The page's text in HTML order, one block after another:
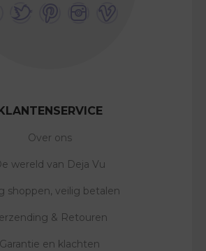
Over ons
wereld van Deja Vu
shoppen, veilig betalen
& Retouren
Garantie en klachten